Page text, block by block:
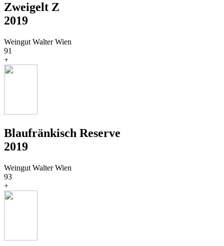
Zweigelt Z
2019
Weingut Walter Wien
91
+
Blaufränkisch Reserve
2019
Weingut Walter Wien
93
+